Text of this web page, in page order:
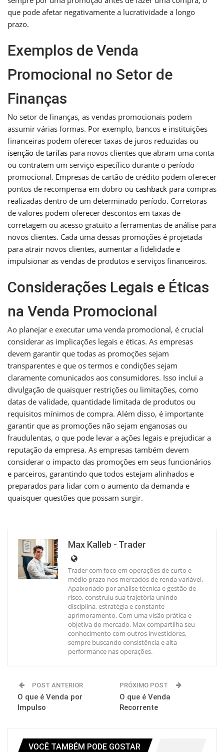
que pode afetar negativamente a lucratividade a longo
prazo.
Exemplos de Venda
Promocional no Setor de
Finanças
No setor de finanças, as vendas promocionais podem
assumir várias formas. Por exemplo, bancos e instituições
financeiras podem oferecer taxas de juros reduzidas ou
isenção de tarifas para novos clientes que abram uma conta
ou contratem um serviço específico durante o período
promocional. Empresas de cartão de crédito podem oferecer
pontos de recompensa em dobro ou cashback para compras
realizadas dentro de um determinado período. Corretoras
de valores podem oferecer descontos em taxas de
corretagem ou acesso gratuito a ferramentas de análise para
novos clientes. Cada uma dessas promoções é projetada
para atrair novos clientes, aumentar a fidelidade e
impulsionar as vendas de produtos e serviços financeiros.
Considerações Legais e Éticas
na Venda Promocional
Ao planejar e executar uma venda promocional, é crucial
considerar as implicações legais e éticas. As empresas
devem garantir que todas as promoções sejam
transparentes e que os termos e condições sejam
claramente comunicados aos consumidores. Isso inclui a
divulgação de quaisquer restrições ou limitações, como
datas de validade, quantidade limitada de produtos ou
requisitos mínimos de compra. Além disso, é importante
garantir que as promoções não sejam enganosas ou
fraudulentas, o que pode levar a ações legais e prejudicar a
reputação da empresa. As empresas também devem
considerar o impacto das promoções em seus funcionários
e parceiros, garantindo que todos estejam alinhados e
preparados para lidar com o aumento da demanda e
quaisquer questões que possam surgir.
Max Kalleb - Trader
Trader com foco em operações de curto e
médio prazo nos mercados de renda variável.
Apaixonado por análise técnica e gestão de
risco, construiu sua trajetória unindo
disciplina, estratégia e constante
aprimoramento. Com uma visão prática e
objetiva do mercado, Max compartilha seu
conhecimento com outros investidores,
sempre buscando consistência e alta
performance nas operações.
POST ANTERIOR
O que é Venda por
Impulso
PRÓXIMO POST
O que é Venda
Recorrente
VOCÊ TAMBÉM PODE GOSTAR